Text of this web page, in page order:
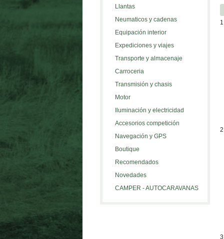
Llantas
Neumaticos y cadenas
Equipación interior
Expediciones y viajes
Transporte y almacenaje
Carroceria
Transmisión y chasis
Motor
Iluminación y electricidad
Accesorios competición
Navegación y GPS
Boutique
Recomendados
Novedades
CAMPER - AUTOCARAVANAS